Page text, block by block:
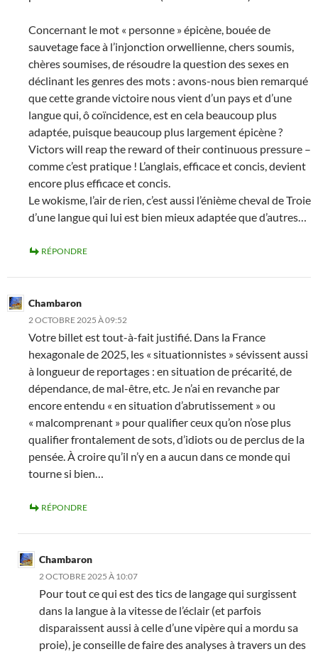
Concernant le mot « personne » épicène, bouée de
sauvetage face à l’injonction orwellienne, chers soumis,
chères soumises, de résoudre la question des sexes en
déclinant les genres des mots : avons-nous bien remarqué
que cette grande victoire nous vient d’un pays et d’une
langue qui, ô coïncidence, est en cela beaucoup plus
adaptée, puisque beaucoup plus largement épicène ?
Victors will reap the reward of their continuous pressure –
comme c’est pratique ! L’anglais, efficace et concis, devient
encore plus efficace et concis.
Le wokisme, l’air de rien, c’est aussi l’énième cheval de Troie
d’une langue qui lui est bien mieux adaptée que d’autres…
RÉPONDRE
Chambaron
2 OCTOBRE 2025 À 09:52
Votre billet est tout-à-fait justifié. Dans la France
hexagonale de 2025, les « situationnistes » sévissent aussi
à longueur de reportages : en situation de précarité, de
dépendance, de mal-être, etc. Je n’ai en revanche par
encore entendu « en situation d’abrutissement » ou
« malcomprenant » pour qualifier ceux qu’on n’ose plus
qualifier frontalement de sots, d’idiots ou de perclus de la
pensée. À croire qu’il n’y en a aucun dans ce monde qui
tourne si bien…
RÉPONDRE
Chambaron
2 OCTOBRE 2025 À 10:07
Pour tout ce qui est des tics de langage qui surgissent
dans la langue à la vitesse de l’éclair (et parfois
disparaissent aussi à celle d’une vipère qui a mordu sa
proie), je conseille de faire des analyses à travers un des